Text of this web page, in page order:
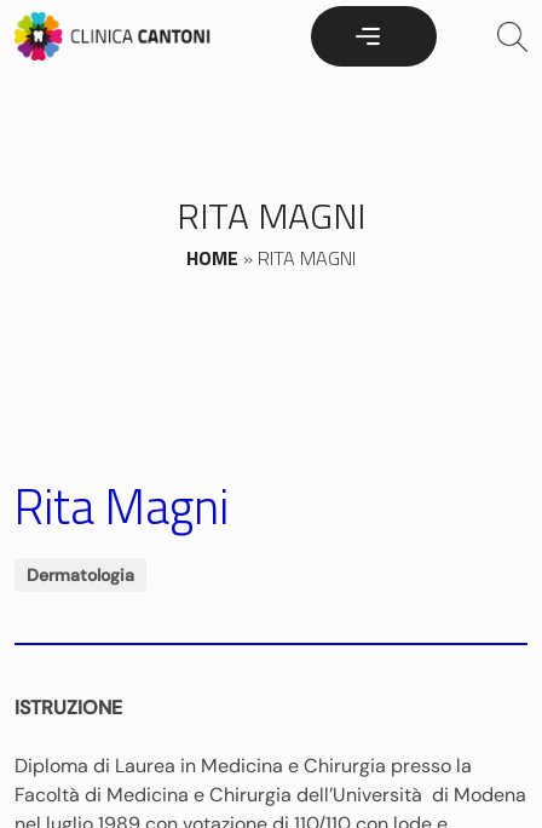
Skip
to
RITA MAGNI
HOME » RITA MAGNI
Rita Magni
Dermatologia
ISTRUZIONE
Diploma di Laurea in Medicina e Chirurgia presso la
Facoltà di Medicina e Chirurgia dell’Università di Modena